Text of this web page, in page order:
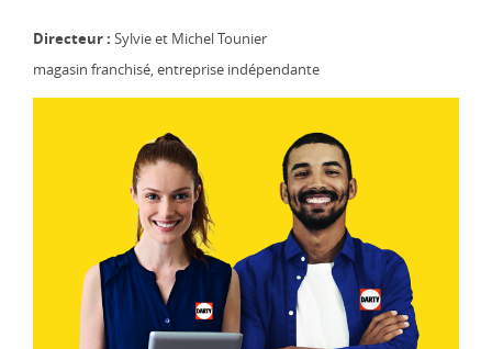
Directeur : Sylvie et Michel Tounier
magasin franchisé, entreprise indépendante